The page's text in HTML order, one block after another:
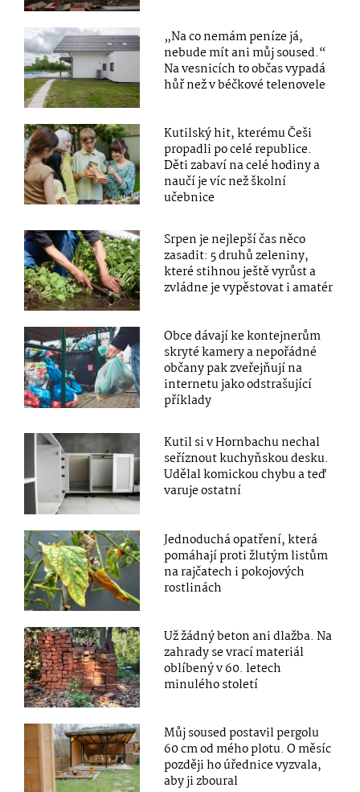
„Na co nemám peníze já,
nebude mít ani můj soused.“
Na vesnicích to občas vypadá
hůř než v béčkové telenovele
Kutilský hit, kterému Češi
propadli po celé republice.
Děti zabaví na celé hodiny a
naučí je víc než školní
učebnice
Srpen je nejlepší čas něco
zasadit: 5 druhů zeleniny,
které stihnou ještě vyrůst a
zvládne je vypěstovat i amatér
Obce dávají ke kontejnerům
skryté kamery a nepořádné
občany pak zveřejňují na
internetu jako odstrašující
příklady
Kutil si v Hornbachu nechal
seříznout kuchyňskou desku.
Udělal komickou chybu a teď
varuje ostatní
Jednoduchá opatření, která
pomáhají proti žlutým listům
na rajčatech i pokojových
rostlinách
Už žádný beton ani dlažba. Na
zahrady se vrací materiál
oblíbený v 60. letech
minulého století
Můj soused postavil pergolu
60 cm od mého plotu. O měsíc
později ho úřednice vyzvala,
aby ji zboural